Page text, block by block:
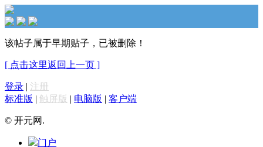
该帖子属于早期贴子，已被删除！
[ 点击这里返回上一页 ]
登录 | 注册
标准版 | 触屏版 | 电脑版 | 客户端
© 开元网.
门户